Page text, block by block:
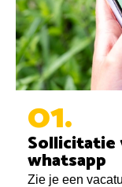
01
Sollicitatie
whatsapp
Zie je een